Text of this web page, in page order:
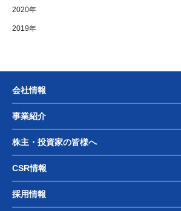
2020年
2019年
会社情報
事業紹介
株主・投資家の皆様へ
CSR情報
採用情報